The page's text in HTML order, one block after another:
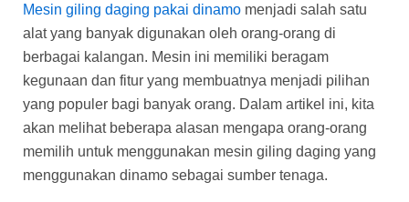
Mesin giling daging pakai dinamo menjadi salah satu
alat yang banyak digunakan oleh orang-orang di
berbagai kalangan. Mesin ini memiliki beragam
kegunaan dan fitur yang membuatnya menjadi pilihan
yang populer bagi banyak orang. Dalam artikel ini, kita
akan melihat beberapa alasan mengapa orang-orang
memilih untuk menggunakan mesin giling daging yang
menggunakan dinamo sebagai sumber tenaga.